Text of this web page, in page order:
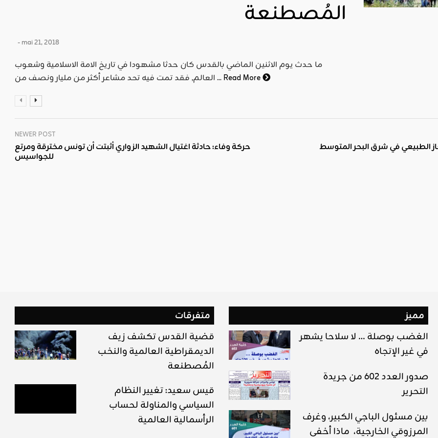
المُصطنعة
- mai 21, 2018
ما حدث يوم الاثنين الماضي بالقدس كان حدثا مشهودا في تاريخ الامة الاسلامية وشعوب
العالم, فقد تمت فيه تحد مشاعر أكثر من مليار ونصف من ...Read More
NEWER POST
حركة وفاء: حادثة اغتيال الشهيد الزواري أثبتت أن تونس مخترقة ومرتع
للجواسيس
الطبيعي في شرق البحر المتوسط
0
متفرقات
قضية القدس تكشف زيف
الديمقراطية العالمية والنخب
المُصطنعة
قيس سعيد: تغيير النظام
السياسي والمناولة لحساب
الرأسمالية العالمية
مميز
الغضب بوصلة … لا سلاحا يشهر
في غير الإتجاه
صدور العدد 602 من جريدة
التحرير
بين مسئول الباجي الكبير، وغرف
المرزوقي الخارجية، ماذا أخفى